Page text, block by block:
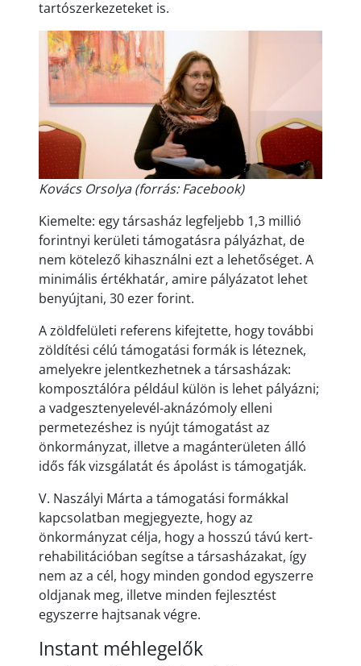
tartószerkezeteket is.
Kovács Orsolya (forrás: Facebook)
Kiemelte: egy társasház legfeljebb 1,3 millió
forintnyi kerületi támogatásra pályázhat, de
nem kötelező kihasználni ezt a lehetőséget. A
minimális értékhatár, amire pályázatot lehet
benyújtani, 30 ezer forint.
A zöldfelületi referens kifejtette, hogy további
zöldítési célú támogatási formák is léteznek,
amelyekre jelentkezhetnek a társasházak:
komposztálóra például külön is lehet pályázni;
a vadgesztenyelevél-aknázómoly elleni
permetezéshez is nyújt támogatást az
önkormányzat, illetve a magánterületen álló
idős fák vizsgálatát és ápolást is támogatják.
V. Naszályi Márta a támogatási formákkal
kapcsolatban megjegyezte, hogy az
önkormányzat célja, hogy a hosszú távú kert-
rehabilitációban segítse a társasházakat, így
nem az a cél, hogy minden gondod egyszerre
oldjanak meg, illetve minden fejlesztést
egyszerre hajtsanak végre.
Instant méhlegelők